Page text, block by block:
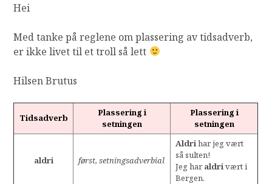
Hei
Med tanke på reglene om plassering av tidsadverb,
er ikke livet til et troll så lett
Hilsen Brutus
Tidsadverb
Plassering i
setningen
Plassering i
setningen
aldri først, setningsadverbial
Aldrihar jeg vært
så sulten!
Jeg har aldrivært i
Bergen.